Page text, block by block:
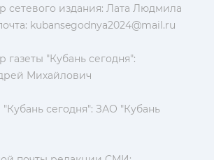
сетевого издания: Лата Людмила
kubansegodnya2024@mail.ru
газеты "Кубань сегодня":
Михайлович
сегодня": ЗАО "Кубань